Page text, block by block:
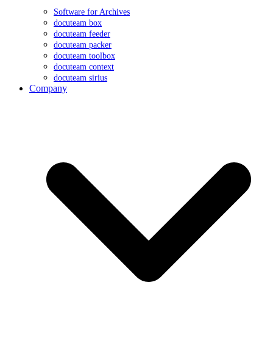
Software for Archives
docuteam box
docuteam feeder
docuteam packer
docuteam toolbox
docuteam context
docuteam sirius
Company